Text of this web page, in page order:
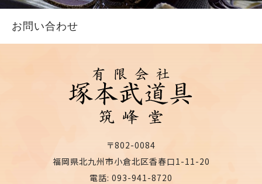
お問い合わせ
〒802-0084
福岡県北九州市小倉北区香春口1-11-20
電話: 093-941-8720